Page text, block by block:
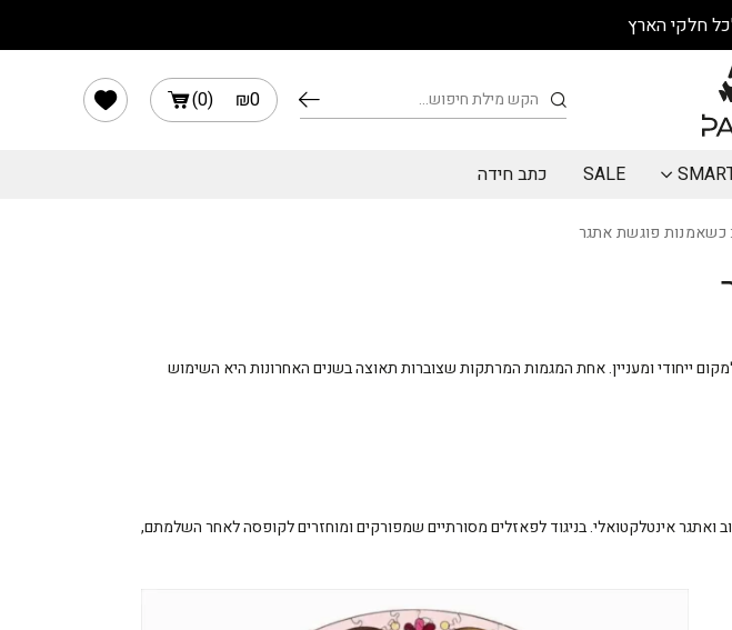
חלקי הארץ
חיפוש ₪0
(
0
)
SALE כתב חידה
כשאמנות פוגשת אתגר
ייחודי ומעניין. אחת המגמות המרתקות שצוברות תאוצה בשנים האחרונות היא השימוש
אינטלקטואלי. בניגוד לפאזלים מסורתיים שמפורקים ומוחזרים לקופסה לאחר השלמתם,